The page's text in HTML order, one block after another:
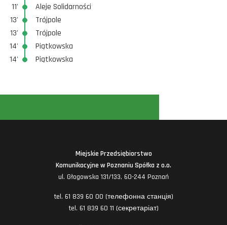
11'
Aleje Solidarności
13'
Trójpole
13'
Trójpole
14'
Piątkowska
14'
Piątkowska
Miejskie Przedsiębiorstwo
Komunikacyjne w Poznaniu Spółka z o.o.
ul. Głogowska 131/133, 60-244 Poznań
tel. 61 839 60 00 (телефонна станція)
tel. 61 839 60 11 (секретаріат)